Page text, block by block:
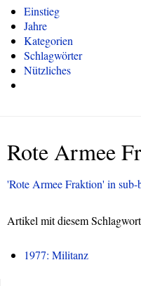
Einstieg
Jahre
Kategorien
Schlagwörter
Nützliches
Rote Armee
'Rote Armee Fraktion' in sub-
Artikel mit diesem
1977: Militanz